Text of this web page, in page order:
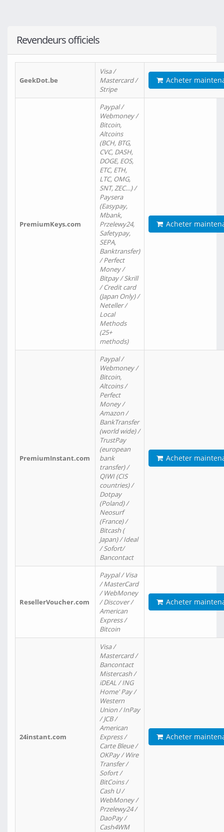
Revendeurs officiels
GeekDot.be
Visa /
Mastercard /
Stripe
Acheter
PremiumKeys.com
Paypal /
Webmoney /
Bitcoin,
Altcoins
(BCH, BTG,
CVC, DASH,
DOGE, EOS,
ETC, ETH,
LTC, OMG,
SNT, ZEC…) /
Paysera
(Easypay,
Mbank,
Przelewy24,
Safetypay,
SEPA,
Banktransfer)
/ Perfect
Money /
Bitpay / Skrill
/ Credit card
(Japan Only) /
Neteller /
Local
Methods
(25+
methods)
Acheter
PremiumInstant.com
Paypal /
Webmoney /
Bitcoin,
Altcoins /
Perfect
Money /
Amazon /
BankTransfer
(world wide) /
TrustPay
(european
bank
transfer) /
QIWI (CIS
countries) /
Dotpay
(Poland) /
Neosurf
(France) /
Bitcash (
Japan) / Ideal
/ Sofort/
Bancontact
Acheter
ResellerVoucher.com
Paypal / Visa
/ MasterCard
/ WebMoney
/ Discover /
American
Express /
Bitcoin
Acheter
24instant.com
Visa /
Mastercard /
Bancontact
Mistercash /
iDEAL / ING
Home' Pay /
Western
Union / InPay
/ JCB /
American
Express /
Carte Bleue /
OKPay / Wire
Transfer /
Sofort /
BitCoins /
Cash U /
WebMoney /
Przelewy24 /
DaoPay /
Cash4WM
Acheter